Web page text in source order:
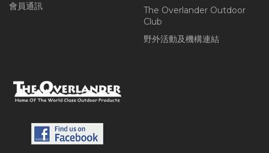
會員通訊
The Overlander Outdoor
Club
野外活動及機構連結